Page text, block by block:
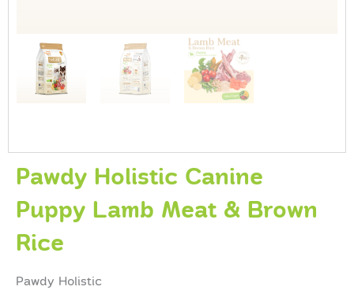
Pawdy Holistic Canine
Puppy Lamb Meat & Brown
Rice
Pawdy Holistic